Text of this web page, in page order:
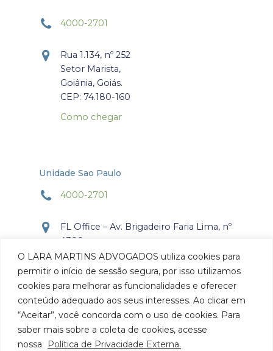
O LARA MARTINS ADVOGADOS utiliza cookies para
permitir o início de sessão segura, por isso utilizamos
cookies para melhorar as funcionalidades e oferecer
conteúdo adequado aos seus interesses. Ao clicar em
“Aceitar”, você concorda com o uso de cookies. Para
saber mais sobre a coleta de cookies, acesse
nossa
Política de Privacidade Externa.
4000-2701
Rua 1.134, nº 252
Setor Marista,
Goiânia, Goiás.
CEP: 74.180-160
Como chegar
Unidade Sao Paulo
4000-2701
FL Office – Av. Brigadeiro Faria Lima, nº
4300
Torre Office – Sala 804
Itaim Bibi, São Paulo, SP.
CEP: 04.538-132
Como chegar